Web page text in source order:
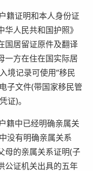
证明和本人身份证
人民共和国护照》
国居留证原件及翻译
一方在住在国实际居
境记录可使用“移民
子文件(带国家移民管
证)。
中已经明确亲属关
没有明确亲属关系
母的亲属关系证明(子
公证机关出具的五年